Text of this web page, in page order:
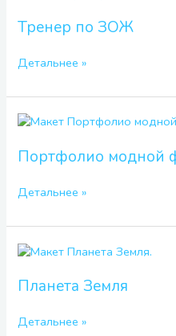
Тренер по ЗОЖ
ЗОЖ
Детальнее »
Портфолио модной
Портфолио
фотографии
Детальнее »
Планета Земля
Планета
Детальнее »